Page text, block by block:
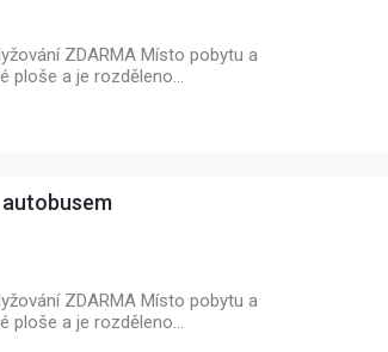
ZDARMA Místo pobytu a
ploše a je rozděleno…
autobusem
ZDARMA Místo pobytu a
ploše a je rozděleno…